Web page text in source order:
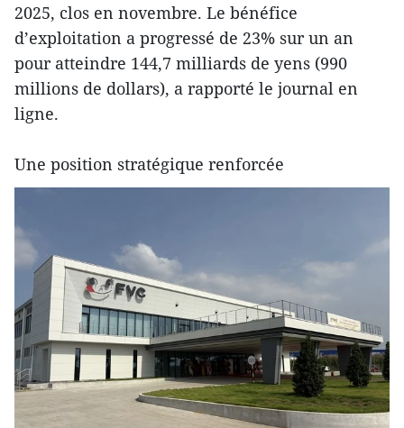
2025, clos en novembre. Le bénéfice
d’exploitation a progressé de 23% sur un an
pour atteindre 144,7 milliards de yens (990
millions de dollars), a rapporté le journal en
ligne.
Une position stratégique renforcée